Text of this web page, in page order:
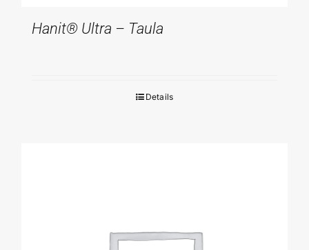
Hanit® Ultra – Taula
Details